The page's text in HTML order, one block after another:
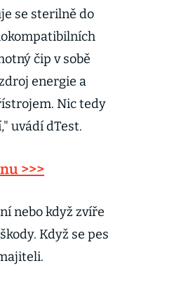
se sterilně do
čip v sobě
energie a
Nic tedy
uvádí dTest.
>>>
nebo když zvíře
Když se pes